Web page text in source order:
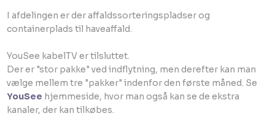
I afdelingen er der affaldssorteringspladser og
containerplads til haveaffald.
YouSee kabelTV er tilsluttet.
Der er "stor pakke" ved indflytning, men derefter kan man
vælge mellem tre "pakker" indenfor den første måned. Se
YouSee hjemmeside, hvor man også kan se de ekstra
kanaler, der kan tilkøbes.